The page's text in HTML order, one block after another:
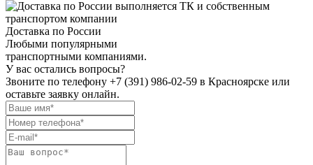
Доставка по России
Любыми популярными
транспортными компаниями.
У вас остались вопросы?
Звоните по телефону +7 (391) 986-02-59 в Красноярске или
оставьте заявку онлайн.